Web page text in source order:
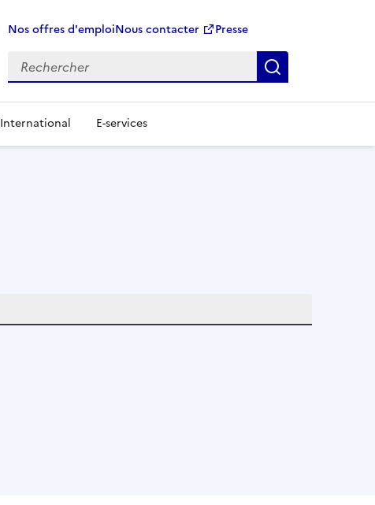
Nos offres d'emploiNous contacter Presse
International E-services